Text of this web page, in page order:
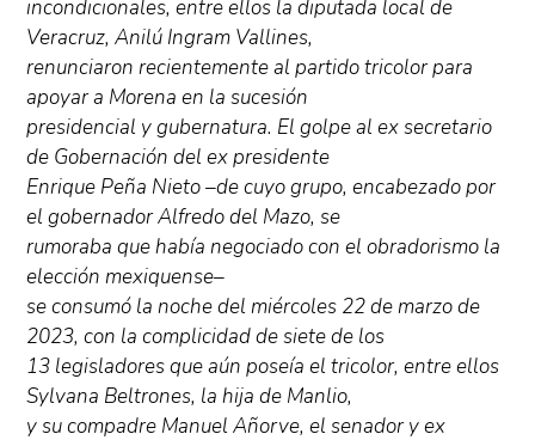
incondicionales, entre ellos la diputada local de
Veracruz, Anilú Ingram Vallines,
renunciaron recientemente al partido tricolor para
apoyar a Morena en la sucesión
presidencial y gubernatura. El golpe al ex secretario
de Gobernación del ex presidente
Enrique Peña Nieto –de cuyo grupo, encabezado por
el gobernador Alfredo del Mazo, se
rumoraba que había negociado con el obradorismo la
elección mexiquense–
se consumó la noche del miércoles 22 de marzo de
2023, con la complicidad de siete de los
13 legisladores que aún poseía el tricolor, entre ellos
Sylvana Beltrones, la hija de Manlio,
y su compadre Manuel Añorve, el senador y ex